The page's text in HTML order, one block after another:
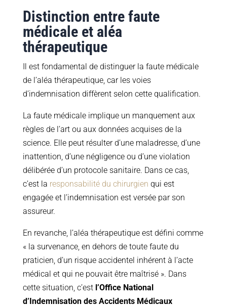
Distinction entre faute
médicale et aléa
thérapeutique
Il est fondamental de distinguer la faute médicale
de l’aléa thérapeutique, car les voies
d’indemnisation diffèrent selon cette qualification.
La faute médicale implique un manquement aux
règles de l’art ou aux données acquises de la
science. Elle peut résulter d’une maladresse, d’une
inattention, d’une négligence ou d’une violation
délibérée d’un protocole sanitaire. Dans ce cas,
c’est la responsabilité du chirurgien qui est
engagée et l’indemnisation est versée par son
assureur.
En revanche, l’aléa thérapeutique est défini comme
« la survenance, en dehors de toute faute du
praticien, d’un risque accidentel inhérent à l’acte
médical et qui ne pouvait être maîtrisé ». Dans
cette situation, c’est l’Office National
d’Indemnisation des Accidents Médicaux